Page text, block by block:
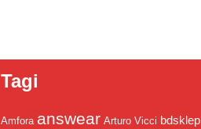
Tagi
Amfora answear Arturo Vicci bdsklep